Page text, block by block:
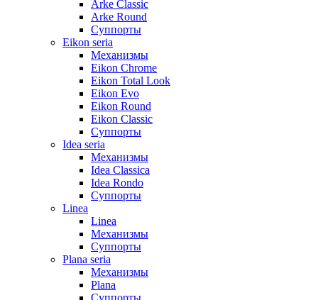
Arke Classic
Arke Round
Суппорты
Eikon seria
Механизмы
Eikon Chrome
Eikon Total Look
Eikon Evo
Eikon Round
Eikon Classic
Суппорты
Idea seria
Механизмы
Idea Classica
Idea Rondo
Суппорты
Linea
Linea
Механизмы
Суппорты
Plana seria
Механизмы
Plana
Суппорты